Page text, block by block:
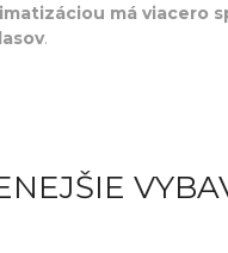
má viacero
.